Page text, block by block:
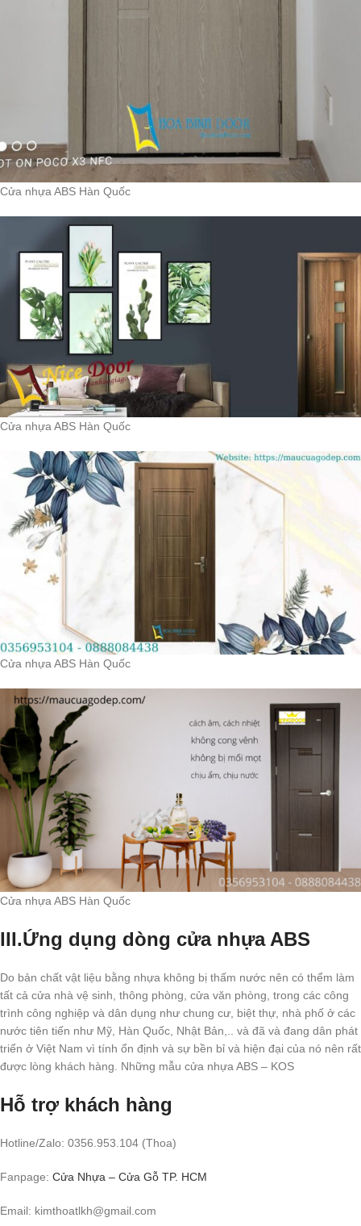
Cửa nhựa ABS Hàn Quốc
Cửa nhựa ABS Hàn Quốc
Cửa nhựa ABS Hàn Quốc
Cửa nhựa ABS Hàn Quốc
III.Ứng dụng dòng cửa nhựa ABS
Do bản chất vật liệu bằng nhựa không bị thấm nước nên có thểm làm
tất cả cửa nhà vệ sinh, thông phòng, cửa văn phòng, trong các công
trình công nghiệp và dân dụng như chung cư, biệt thự, nhà phố ở các
nước tiên tiến như Mỹ, Hàn Quốc, Nhật Bản,.. và đã và đang dân phát
triển ở Việt Nam vì tính ổn định và sự bền bỉ và hiện đại của nó nên rất
được lòng khách hàng. Những mẫu cửa nhựa ABS – KOS
Hỗ trợ khách hàng
Hotline/Zalo: 0356.953.104 (Thoa)
Fanpage: Cửa Nhựa – Cửa Gỗ TP. HCM
Email: kimthoatlkh@gmail.com